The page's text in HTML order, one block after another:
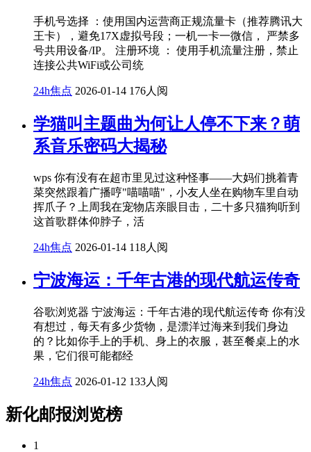
手机号选择 ：使用国内运营商正规流量卡（推荐腾讯大
王卡），避免17X虚拟号段；一机一卡一微信， 严禁多
号共用设备/IP。 注册环境 ： 使用手机流量注册，禁止
连接公共WiFi或公司统
24h焦点 2026-01-14 176人阅
学猫叫主题曲为何让人停不下来？萌
系音乐密码大揭秘
wps 你有没有在超市里见过这种怪事——大妈们挑着青
菜突然跟着广播哼"喵喵喵"，小友人坐在购物车里自动
挥爪子？上周我在宠物店亲眼目击，二十多只猫狗听到
这首歌群体仰脖子，活
24h焦点 2026-01-14 118人阅
宁波海运：千年古港的现代航运传奇
谷歌浏览器 宁波海运：千年古港的现代航运传奇 你有没
有想过，每天有多少货物，是漂洋过海来到我们身边
的？比如你手上的手机、身上的衣服，甚至餐桌上的水
果，它们很可能都经
24h焦点 2026-01-12 133人阅
新化邮报浏览榜
1